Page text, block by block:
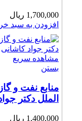
1,700,000 ریال
افزودن به سبد
مشاهده سریع
بستن
منابع نفت و
الملل دکتر
1,400,000 ریال